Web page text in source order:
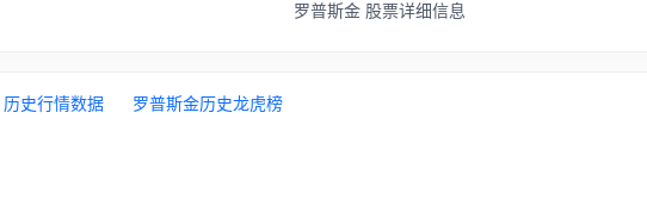
罗普斯金 股票详细信息
历史行情数据
罗普斯金历史龙虎榜